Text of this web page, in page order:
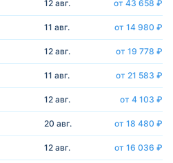
12 авг. от 43 658 ₽
11 авг. от 14 980 ₽
12 авг. от 19 778 ₽
11 авг. от 21 583 ₽
12 авг. от 4 103 ₽
20 авг. от 18 480 ₽
12 авг. от 16 036 ₽